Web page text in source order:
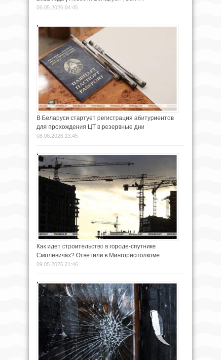
06.05.2026 04:45
В Беларуси стартует регистрация абитуриентов
для прохождения ЦТ в резервные дни
08.06.2026 13:45
Как идет строительство в городе-спутнике
Смолевичах? Ответили в Мингорисполкоме
09.05.2026 21:46